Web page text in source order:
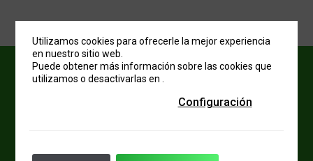
¿QUIERES QUE HABLEMOS? CONTACTA CON
Utilizamos cookies para ofrecerle la mejor experiencia
en nuestro sitio web.
Puede obtener más información sobre las cookies que
utilizamos o desactivarlas en
Configuración